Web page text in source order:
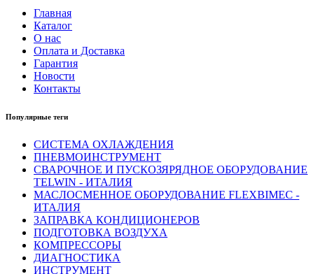
Главная
Каталог
О нас
Оплата и Доставка
Гарантия
Новости
Контакты
Популярные теги
СИСТЕМА ОХЛАЖДЕНИЯ
ПНЕВМОИНСТРУМЕНТ
СВАРОЧНОЕ И ПУСКОЗЯРЯДНОЕ ОБОРУДОВАНИЕ
TELWIN - ИТАЛИЯ
МАСЛОСМЕННОЕ ОБОРУДОВАНИЕ FLEXBIMEC -
ИТАЛИЯ
ЗАПРАВКА КОНДИЦИОНЕРОВ
ПОДГОТОВКА ВОЗДУХА
КОМПРЕССОРЫ
ДИАГНОСТИКА
ИНСТРУМЕНТ